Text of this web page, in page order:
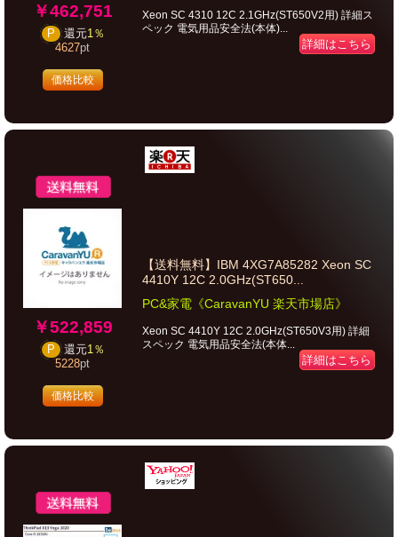
￥462,751
P 還元1％
4627pt
価格比較
Xeon SC 4310 12C 2.1GHz(ST650V2用) 詳細ス
ペック 電気用品安全法(本体)...
詳細はこちら
￥522,859
P 還元1％
5228pt
価格比較
【送料無料】IBM 4XG7A85282 Xeon SC
4410Y 12C 2.0GHz(ST650...
PC&家電《CaravanYU 楽天市場店》
Xeon SC 4410Y 12C 2.0GHz(ST650V3用) 詳細
スペック 電気用品安全法(本体...
詳細はこちら